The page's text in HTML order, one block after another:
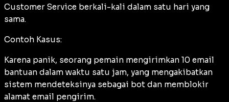
Customer Service berkali-kali dalam satu hari yang
sama.
Contoh Kasus:
Karena panik, seorang pemain mengirimkan 10 email
bantuan dalam waktu satu jam, yang mengakibatkan
sistem mendeteksinya sebagai bot dan memblokir
alamat email pengirim.